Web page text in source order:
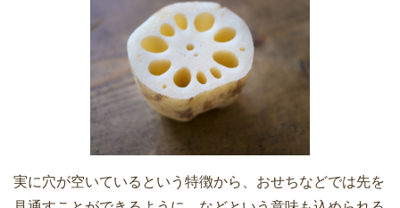
実に穴が空いているという特徴から、おせちなどでは先を